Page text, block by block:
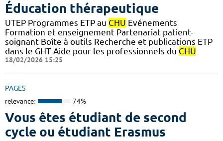
Éducation thérapeutique
UTEP Programmes ETP au CHU Evénements
Formation et enseignement Partenariat patient-
soignant Boîte à outils Recherche et publications ETP
dans le GHT Aide pour les professionnels du CHU
18/02/2026 15:25
PAGES
relevance: 74%
Vous êtes étudiant de second
cycle ou étudiant Erasmus